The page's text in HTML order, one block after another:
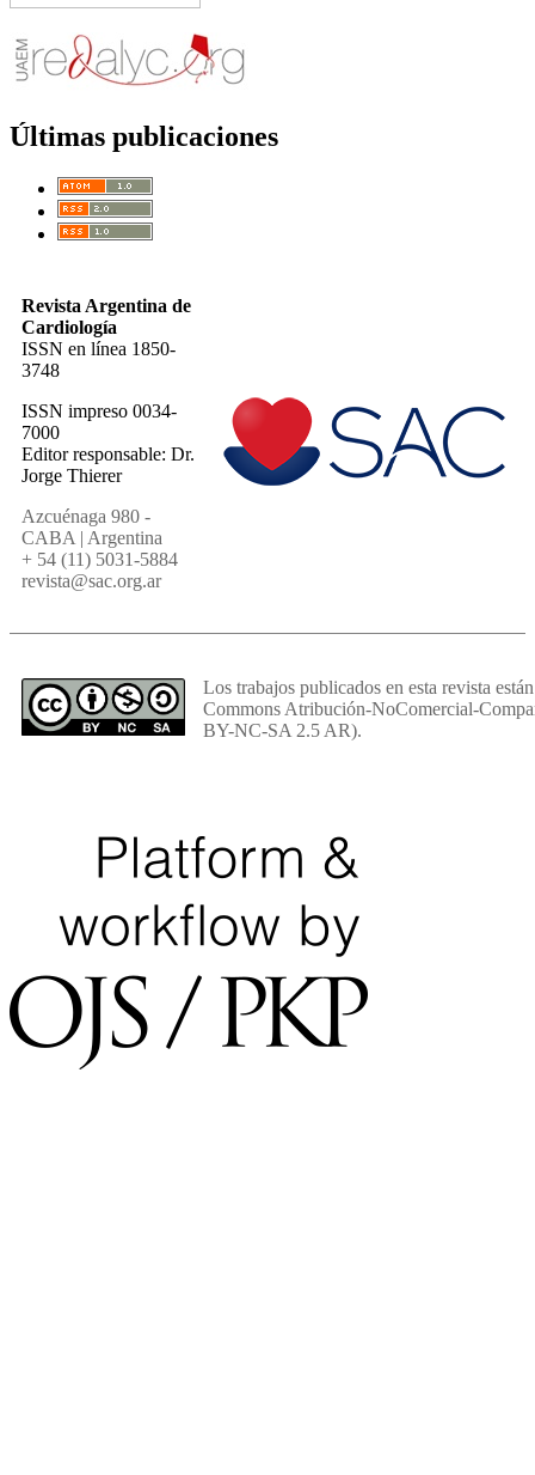
Últimas publicaciones
Revista Argentina de
Cardiología
ISSN en línea 1850-
3748
ISSN impreso 0034-
7000
Editor responsable: Dr.
Jorge Thierer
Azcuénaga 980 -
CABA | Argentina
+ 54 (11) 5031-5884
revista@sac.org.ar
Los trabajos publicados en esta revista
Commons Atribución-NoComercial-
BY-NC-SA 2.5 AR).